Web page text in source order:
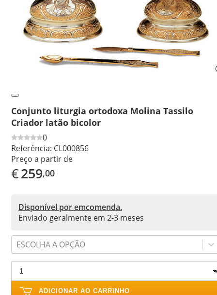
Conjunto liturgia ortodoxa Molina Tassilo
Criador latão bicolor
0
Referência: CL000856
Preço a partir de
€259,00
Disponível por emcomenda.
Enviado geralmente em 2-3 meses
ESCOLHA A OPÇÃO
ADICIONAR AO CARRINHO